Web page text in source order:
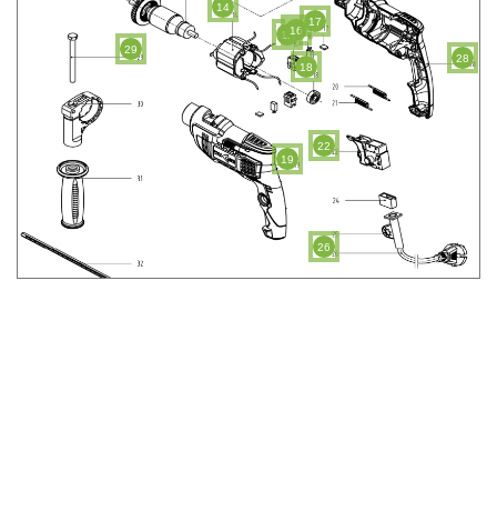
14
1516
17
18
19
22
26
28
29